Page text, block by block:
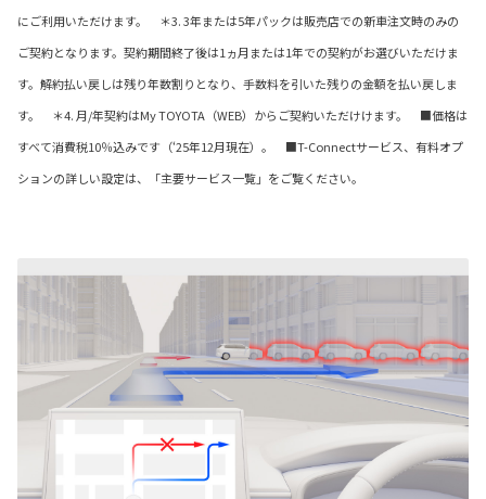
にご利用いただけます。 ＊3. 3年または5年パックは販売店での新車注文時のみの
ご契約となります。契約期間終了後は1ヵ月または1年での契約がお選びいただけま
す。解約払い戻しは残り年数割りとなり、手数料を引いた残りの金額を払い戻しま
す。 ＊4. 月/年契約はMy TOYOTA（WEB）からご契約いただけけます。 ■価格は
すべて消費税10％込みです（‘25年12月現在）。 ■T-Connectサービス、有料オプ
ションの詳しい設定は、「主要サービス一覧」をご覧ください。